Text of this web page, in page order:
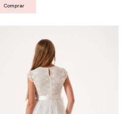
Comprar